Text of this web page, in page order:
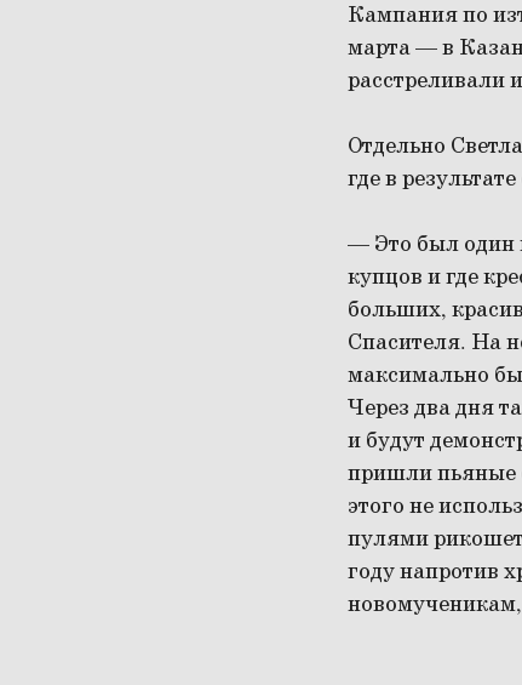
Кампания по
марта — в
расстреливали
Отдельно
где в
— Это был один
купцов и где
больших,
Спасителя. На
максимально
Через два дня
и будут
пришли пьяные
этого не
пулями
году напротив